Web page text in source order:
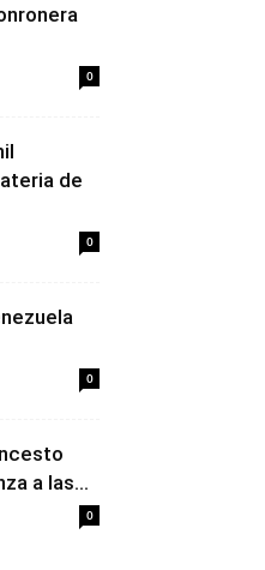
0
de
0
0
a las...
0